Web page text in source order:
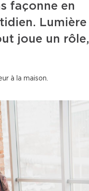
façonne en
Lumière
joue un rôle,
à la maison.